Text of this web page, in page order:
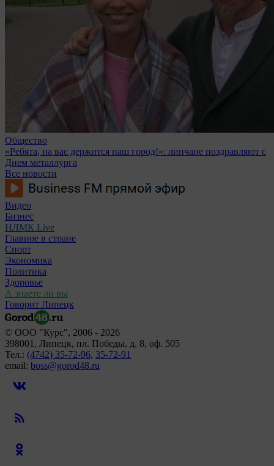
Общество
«Ребята, на вас держится наш город!»: липчане поздравляют с
Днем металлурга
Все новости
Видео
Бизнес
НЛМК Live
Главное в стране
Спорт
Экономика
Политика
Здоровье
А знаете ли вы
Говорит Липецк
© ООО "Курс", 2006 - 2026
398001, Липецк, пл. Победы, д. 8, оф. 505
Тел.: (4742) 35-72-96, 35-72-91
email: boss@gorod48.ru